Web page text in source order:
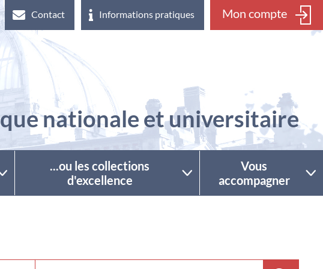
Contact Informations pratiques Mon compte
nationale et universitaire
...ou les collections
d'excellence
Vous
accompagner